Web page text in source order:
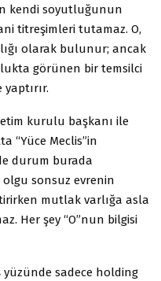
kendi soyutluğunun
titreşimleri tutamaz. O,
olarak bulunur; ancak
görünen bir temsilci
kurulu başkanı ile
“Yüce Meclis”in
durum burada
sonsuz evrenin
mutlak varlığa asla
Her şey “O”nun bilgisi
yüzünde sadece holding